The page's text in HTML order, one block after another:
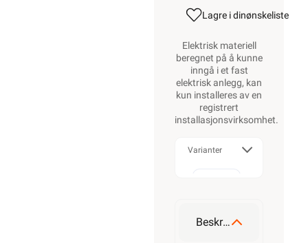
Lagre i dinønskeliste
Elektrisk materiell
beregnet på å kunne
inngå i et fast
elektrisk anlegg, kan
kun installeres av en
registrert
installasjonsvirksomhet.
Varianter
Beskrivelse